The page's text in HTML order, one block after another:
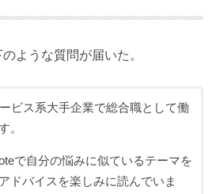
ような質問が届いた。
ビス系大手企業で総合職として働
。
で自分の悩みに似ているテーマを
ドバイスを楽しみに読んでいま